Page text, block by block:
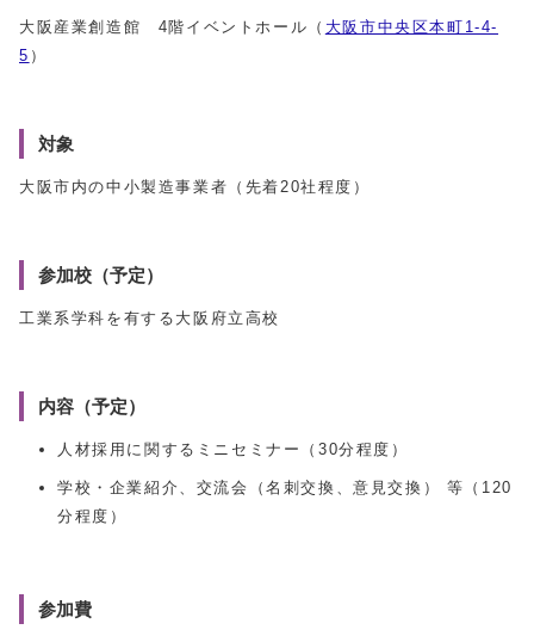
大阪産業創造館 4階イベントホール（ 大阪市中央区本町1-4-
5 ）
対象
大阪市内の中小製造事業者（先着20社程度）
参加校（予定）
工業系学科を有する大阪府立高校
内容（予定）
人材採用に関するミニセミナー（30分程度）
学校・企業紹介、交流会（名刺交換、意見交換） 等（120
分程度）
参加費